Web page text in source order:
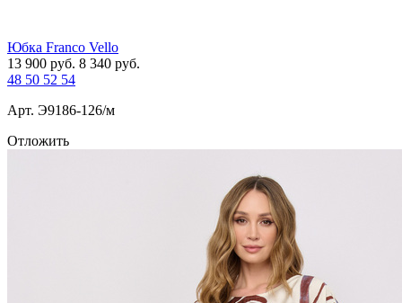
Юбка Franco Vello
13 900 руб. 8 340 руб.
48 50 52 54
Арт. Э9186-126/м
Отложить